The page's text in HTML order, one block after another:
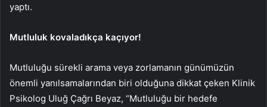
yaptı.
Mutluluk kovaladıkça kaçıyor!
Mutluluğu sürekli arama veya zorlamanın günümüzün
önemli yanılsamalarından biri olduğuna dikkat çeken Klinik
Psikolog Uluğ Çağrı Beyaz, “Mutluluğu bir hedefe